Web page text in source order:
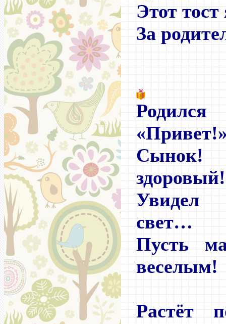
Этот
За
Сынок!
здоровый!
Увидел
свет…
Пусть
веселым!
Растёт